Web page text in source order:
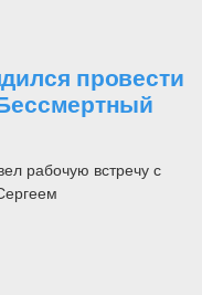
провести
рабочую встречу с